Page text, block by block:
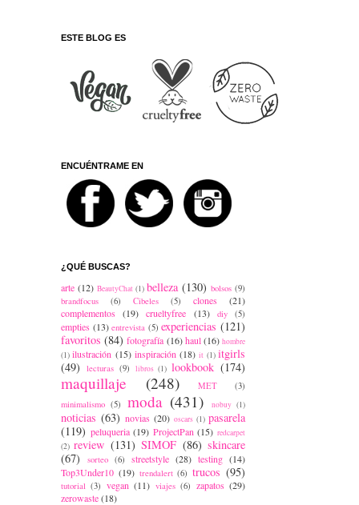
ESTE BLOG ES
ENCUÉNTRAME EN
¿QUÉ BUSCAS?
arte (12) BeautyChat (1) belleza (130) bolsos (9)
brandfocus
(6) Cibeles (5) clones
(21)
complementos
(19) crueltyfree (13) diy (5)
empties (13) entrevista (5) experiencias (121)
favoritos (84) fotografía (16) haul (16) hombre
(1) ilustración (15) inspiración (18) it (1) itgirls
(49)
lecturas (9) libros (1) lookbook (174)
maquillaje (248) MET
(3)
minimalismo (5) moda (431) nobuy (1)
noticias (63) novias (20) oscars (1) pasarela
(119) peluqueria (19) ProjectPan (15) redcarpet
(2) review (131) SIMOF (86) skincare
(67)
sorteo (6) streetstyle (28) testing (14)
Top3Under10 (19) trendalert (6) trucos (95)
tutorial (3) vegan (11) viajes (6) zapatos (29)
zerowaste(18)